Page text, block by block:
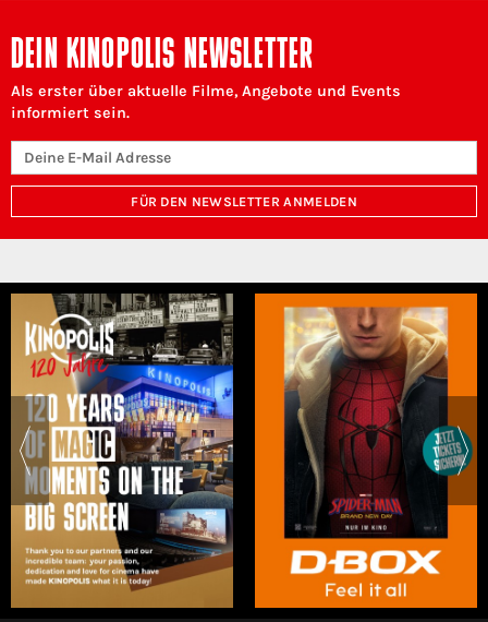
DEIN KINOPOLIS NEWSLETTER
Als erster über aktuelle Filme, Angebote und Events
informiert sein.
FÜR DEN NEWSLETTER ANMELDEN